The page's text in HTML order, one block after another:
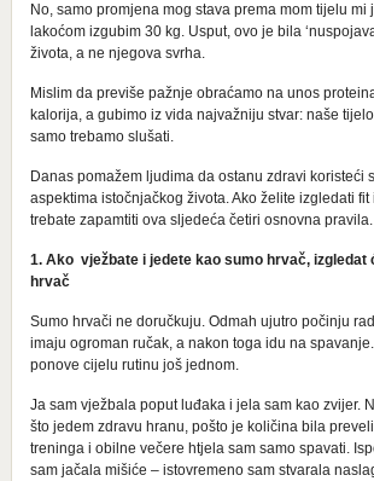
No, samo promjena mog stava prema mom tijelu mi
lakoćom izgubim 30 kg. Usput, ovo je bila
života, a ne njegova svrha.
Mislim da previše pažnje obraćamo na unos
kalorija, a gubimo iz vida najvažniju stvar: naše
samo trebamo slušati.
Danas pomažem ljudima da ostanu zdravi koristeći
aspektima istočnjačkog života. Ako želite izgledati
trebate zapamtiti ova sljedeća četiri osnovna pravila.
1. Ako vježbate i jedete kao sumo hrvač, izgledat
hrvač
Sumo hrvači ne doručkuju. Odmah ujutro počinju
imaju ogroman ručak, a nakon toga idu na
ponove cijelu rutinu još jednom.
Ja sam vježbala poput luđaka i jela sam kao zvijer.
što jedem zdravu hranu, pošto je količina bila
treninga i obilne večere htjela sam samo spavati.
sam jačala mišiće – istovremeno sam stvarala